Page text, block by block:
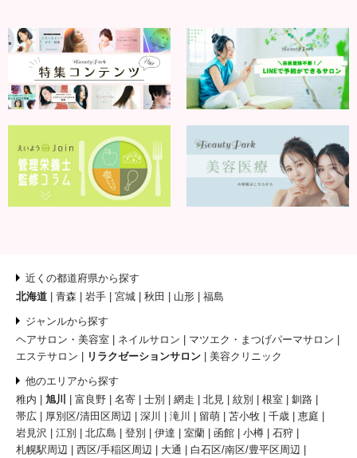
近くの都道府県から探す
北海道
青森 岩手 宮城 秋田 山形 福島
ジャンルから探す
ヘアサロン・美容室
ネイルサロン
マツエク・まつげパーマサロン
エステサロン
リラクゼーションサロン 美容クリニック
他のエリアから探す
稚内
旭川 富良野 名寄 士別 網走 北見 紋別 根室
釧路
帯広
厚別区/清田区周辺 深川 滝川 留萌 苫小牧 千歳
恵庭
岩見沢
江別 北広島 登別 伊達 室蘭 函館 小樽
石狩
札幌駅周辺
西区/手稲区周辺 大通
白石区/南区/豊平区周辺